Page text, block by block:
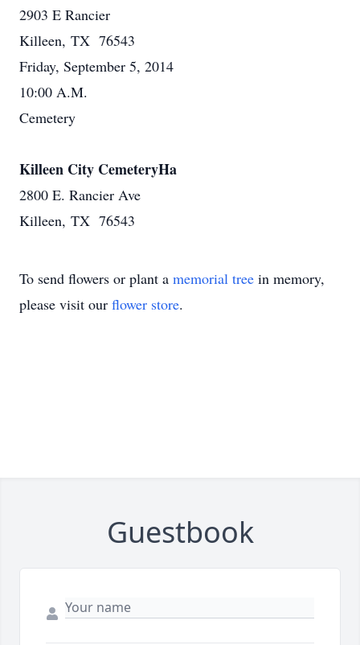
2903 E Rancier
Killeen, TX 76543
Friday, September 5, 2014
10:00 A.M.
Cemetery
Killeen City CemeteryHa
2800 E. Rancier Ave
Killeen, TX 76543
To send flowers or plant a memorial tree in memory,
please visit our flower store.
Guestbook